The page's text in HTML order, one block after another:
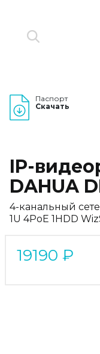
Паспорт
Скачать
IP-
DAHUA
4-канальный
1U 4PoE 1HDD
19190 ₽